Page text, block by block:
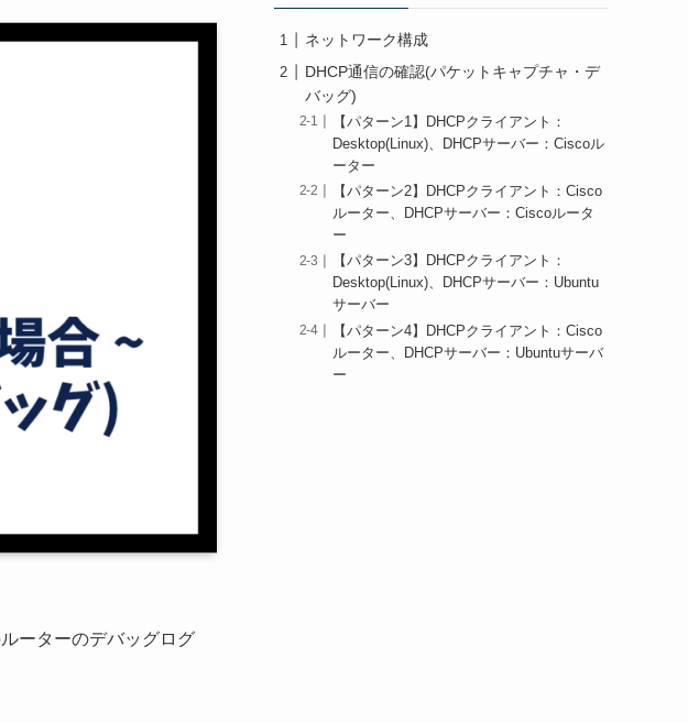
ーターのデバッグログ
ネットワーク構成
DHCP通信の確認(パケットキャプチャ・デ
バッグ)
【パターン1】DHCPクライアント：
Desktop(Linux)、DHCPサーバー：Ciscoル
ーター
【パターン2】DHCPクライアント：Cisco
ルーター、DHCPサーバー：Ciscoルータ
ー
【パターン3】DHCPクライアント：
Desktop(Linux)、DHCPサーバー：Ubuntu
サーバー
【パターン4】DHCPクライアント：Cisco
ルーター、DHCPサーバー：Ubuntuサーバ
ー